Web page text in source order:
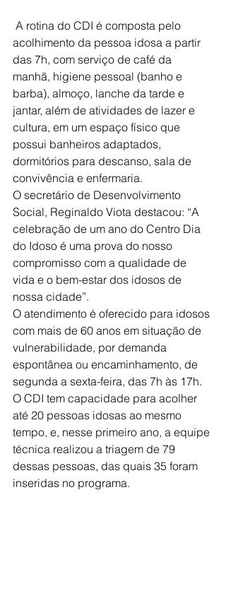
A rotina do CDI é composta pelo
acolhimento da pessoa idosa a partir
das 7h, com serviço de café da
manhã, higiene pessoal (banho e
barba), almoço, lanche da tarde e
jantar, além de atividades de lazer e
cultura, em um espaço físico que
possui banheiros adaptados,
dormitórios para descanso, sala de
convivência e enfermaria.
O secretário de Desenvolvimento
Social, Reginaldo Viota destacou: “A
celebração de um ano do Centro Dia
do Idoso é uma prova do nosso
compromisso com a qualidade de
vida e o bem-estar dos idosos de
nossa cidade”.
O atendimento é oferecido para idosos
com mais de 60 anos em situação de
vulnerabilidade, por demanda
espontânea ou encaminhamento, de
segunda a sexta-feira, das 7h às 17h.
O CDI tem capacidade para acolher
até 20 pessoas idosas ao mesmo
tempo, e, nesse primeiro ano, a equipe
técnica realizou a triagem de 79
dessas pessoas, das quais 35 foram
inseridas no programa.